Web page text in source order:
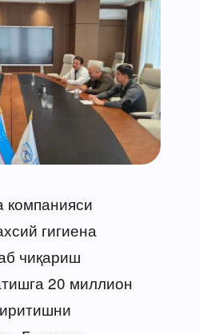
компанияси
гигиена
чиқариш
20 миллион